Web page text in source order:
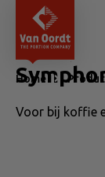
Home
Voor bij koffie